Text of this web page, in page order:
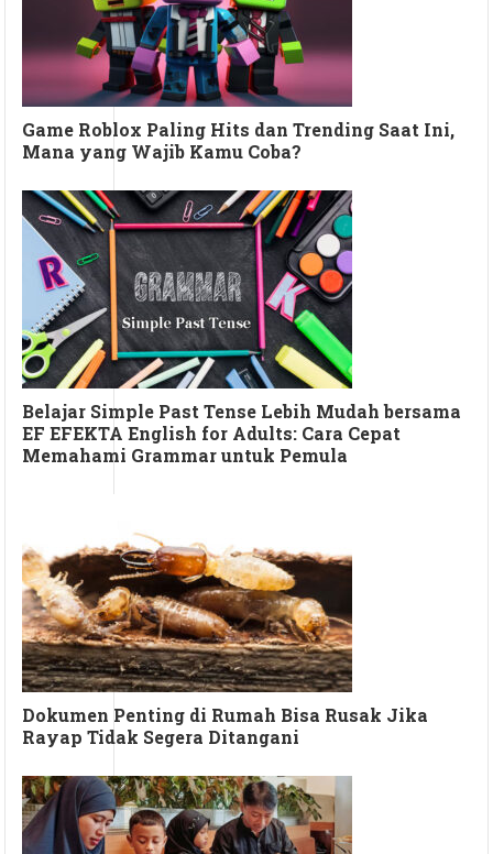
Game Roblox Paling Hits dan Trending Saat Ini,
Mana yang Wajib Kamu Coba?
Belajar Simple Past Tense Lebih Mudah bersama
EF EFEKTA English for Adults: Cara Cepat
Memahami Grammar untuk Pemula
Dokumen Penting di Rumah Bisa Rusak Jika
Rayap Tidak Segera Ditangani